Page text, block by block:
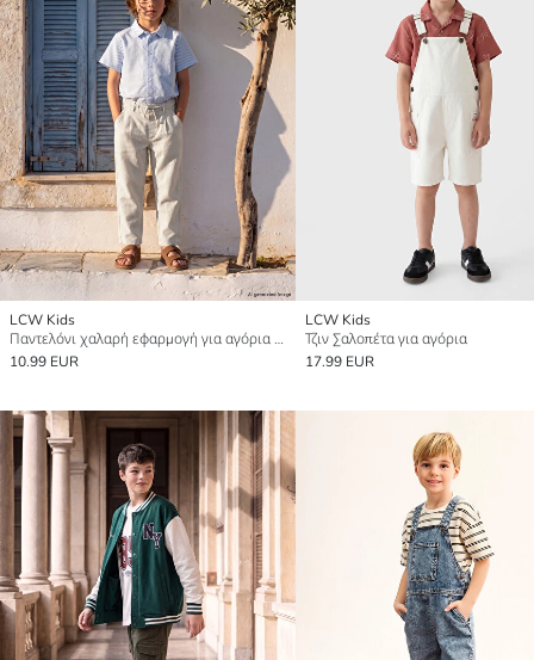
LCW Kids
Παντελόνι χαλαρή εφαρμογή για αγόρια από μείγμα λινού
10.99 EUR
LCW Kids
Τζιν Σαλοπέτα για αγόρια
17.99 EUR